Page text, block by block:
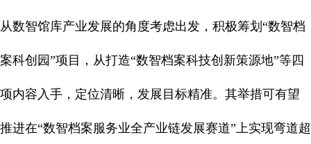
从数智馆库产业发展的角度考虑出发，积极筹划“数智档
案科创园”项目，从打造“数智档案科技创新策源地”等四
项内容入手，定位清晰，发展目标精准。其举措可有望
推进在“数智档案服务业全产业链发展赛道”上实现弯道超